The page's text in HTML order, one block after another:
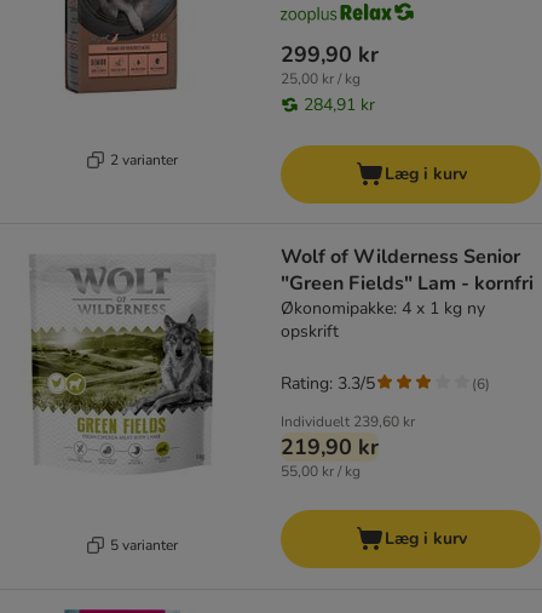
2 varianter
299,90 kr
25,00 kr / kg
284,91 kr
Læg i kurv
5 varianter
Wolf of Wilderness Senior
"Green Fields" Lam - kornfri
Økonomipakke: 4 x 1 kg ny
opskrift
Individuelt 239,60 kr
219,90 kr
55,00 kr / kg
Rating: 3.3/5 (6)
Læg i kurv